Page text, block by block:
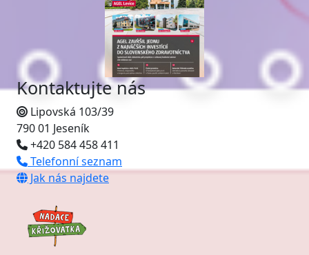
Kontaktujte nás
Lipovská 103/39
790 01 Jeseník
+420 584 458 411
Telefonní seznam
Jak nás najdete